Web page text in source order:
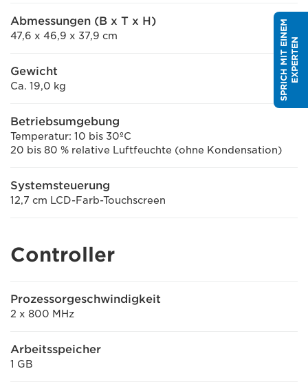
Abmessungen (B x T x H)
47,6 x 46,9 x 37,9 cm
Gewicht
Ca. 19,0 kg
Betriebsumgebung
Temperatur: 10 bis 30ºC
20 bis 80 % relative Luftfeuchte (ohne Kondensation)
Systemsteuerung
12,7 cm LCD-Farb-Touchscreen
Controller
Prozessorgeschwindigkeit
2 x 800 MHz
Arbeitsspeicher
1 GB
S
P
R
I
C
H
M
I
T
E
I
N
E
M
E
X
P
E
R
T
EN